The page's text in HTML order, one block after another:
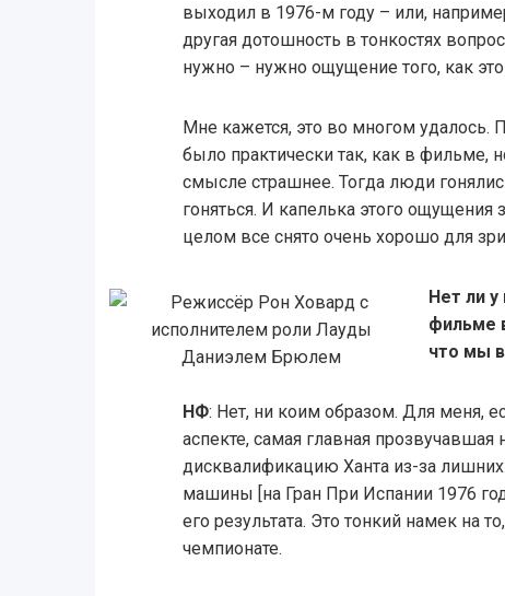
выходил в 1976-м году – или,
другая дотошность в тонкостях
нужно – нужно ощущение того, как
Мне кажется, это во многом удалось.
было практически так, как в фильме,
смысле страшнее. Тогда люди
гоняться. И капелька этого
целом все снято очень хорошо для
Нет ли
фильме
что мы
НФ: Нет, ни коим образом. Для меня,
аспекте, самая главная прозвучавшая
дисквалификацию Ханта из-за
машины [на Гран При Испании 1976
его результата. Это тонкий намек на
чемпионате.